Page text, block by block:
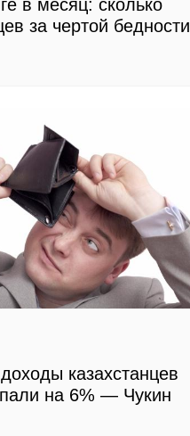
в месяц: сколько
за чертой бедности
казахстанцев
на 6% — Чукин